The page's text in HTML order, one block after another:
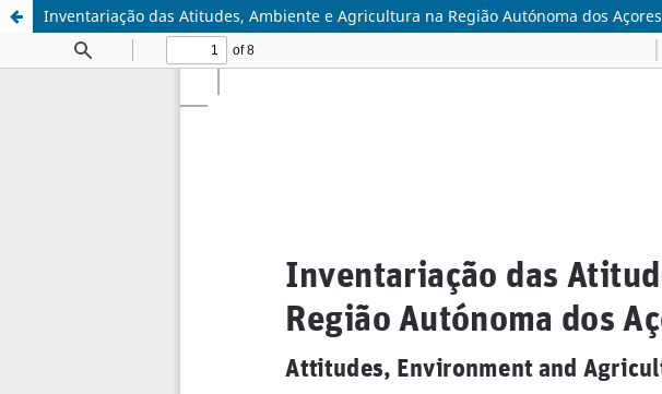
Inventariação das Atitudes, Ambiente e Agricultura na Região Autónoma dos Açores